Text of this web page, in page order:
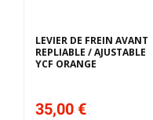
LEVIER DE FREIN AVANT
REPLIABLE / AJUSTABLE
YCF ORANGE
35,00 €